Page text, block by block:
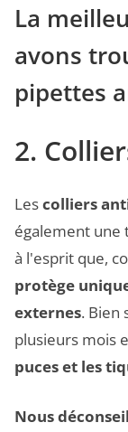
La
avons
pipettes
2.
Lescolliers
également une
à l'esprit que,
protège
externes. Bien
plusieurs mois
puces et les
Nous